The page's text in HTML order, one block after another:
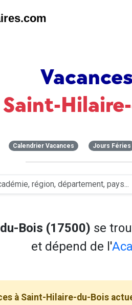
Saint-
Calendrier Vacances Jours Féries
Bois (17500) se
et dépend de l'
à Saint-Hilaire-du-Bois